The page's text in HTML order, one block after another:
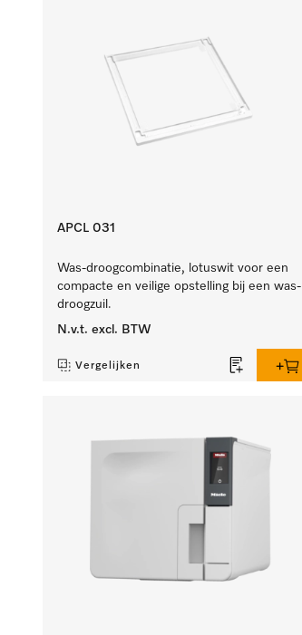
APCL 031
Was-droogcombinatie, lotuswit voor een
compacte en veilige opstelling bij een was-
droogzuil.
N.v.t. excl. BTW
Vergelijken